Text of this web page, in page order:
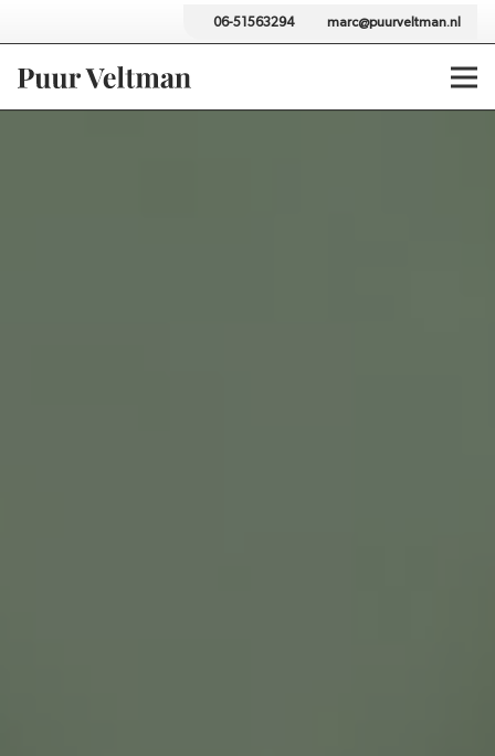
06-51563294 marc@puurveltman.nl